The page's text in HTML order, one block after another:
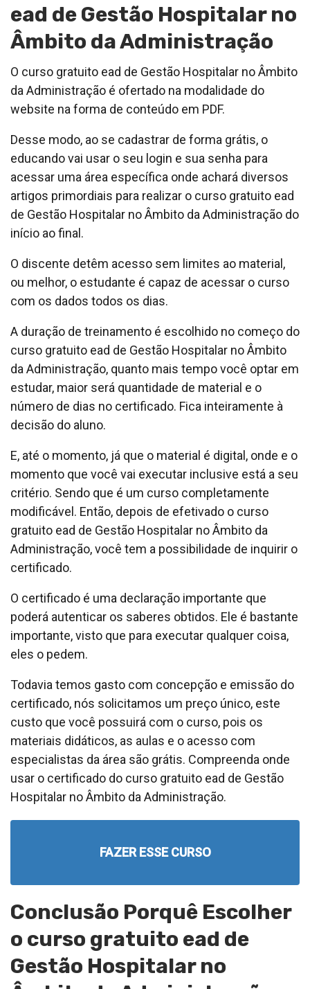
ead de Gestão Hospitalar no
Âmbito da Administração
O curso gratuito ead de Gestão Hospitalar no Âmbito
da Administração é ofertado na modalidade do
website na forma de conteúdo em PDF.
Desse modo, ao se cadastrar de forma grátis, o
educando vai usar o seu login e sua senha para
acessar uma área específica onde achará diversos
artigos primordiais para realizar o curso gratuito ead
de Gestão Hospitalar no Âmbito da Administração do
início ao final.
O discente detêm acesso sem limites ao material,
ou melhor, o estudante é capaz de acessar o curso
com os dados todos os dias.
A duração de treinamento é escolhido no começo do
curso gratuito ead de Gestão Hospitalar no Âmbito
da Administração, quanto mais tempo você optar em
estudar, maior será quantidade de material e o
número de dias no certificado. Fica inteiramente à
decisão do aluno.
E, até o momento, já que o material é digital, onde e o
momento que você vai executar inclusive está a seu
critério. Sendo que é um curso completamente
modificável. Então, depois de efetivado o curso
gratuito ead de Gestão Hospitalar no Âmbito da
Administração, você tem a possibilidade de inquirir o
certificado.
O certificado é uma declaração importante que
poderá autenticar os saberes obtidos. Ele é bastante
importante, visto que para executar qualquer coisa,
eles o pedem.
Todavia temos gasto com concepção e emissão do
certificado, nós solicitamos um preço único, este
custo que você possuirá com o curso, pois os
materiais didáticos, as aulas e o acesso com
especialistas da área são grátis. Compreenda onde
usar o certificado do curso gratuito ead de Gestão
Hospitalar no Âmbito da Administração.
FAZER ESSE CURSO
Conclusão Porquê Escolher
o curso gratuito ead de
Gestão Hospitalar no